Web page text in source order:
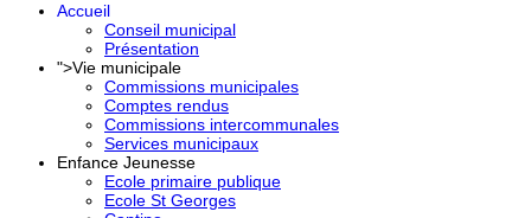
Accueil
Conseil municipal
Présentation
">Vie municipale
Commissions municipales
Comptes rendus
Commissions intercommunales
Services municipaux
Enfance Jeunesse
Ecole primaire publique
Ecole St Georges